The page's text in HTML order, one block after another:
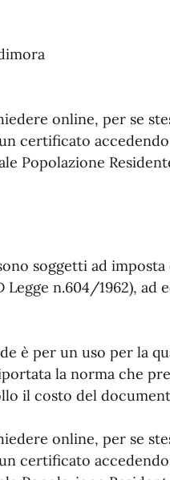
online, per se
certificato
Popolazione
soggetti ad imposta
n.604/1962), ad
è per un uso per la
la norma che
il costo del
online, per se
certificato